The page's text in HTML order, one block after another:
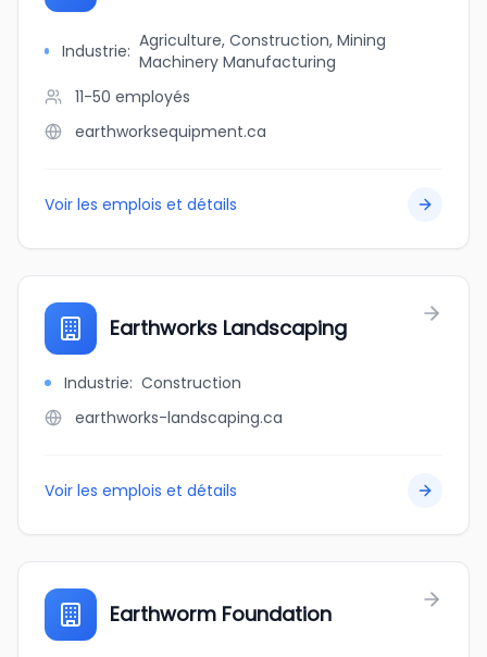
Industrie: Agriculture, Construction, Mining
Machinery Manufacturing
11-50 employés
earthworksequipment.ca
Voir les emplois et détails
Earthworks Landscaping
Industrie: Construction
earthworks-landscaping.ca
Voir les emplois et détails
Earthworm Foundation